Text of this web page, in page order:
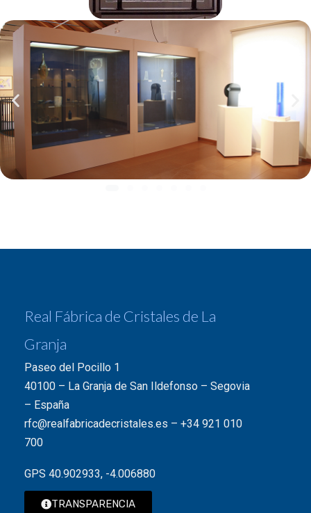
Real Fábrica de Cristales de La
Granja
Paseo del Pocillo 1
40100 – La Granja de San Ildefonso – Segovia
– España
rfc@realfabricadecristales.es – +34 921 010
700
GPS 40.902933, -4.006880
TRANSPARENCIA